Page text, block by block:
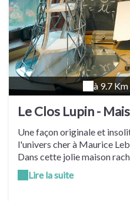
à 9.7
Le Clos Lupin -
Une façon originale et
l'univers cher à Maurice
Dans cette jolie maison
petite-fille de l'auteur,
énigmatique à la rencontre
Lire la suite